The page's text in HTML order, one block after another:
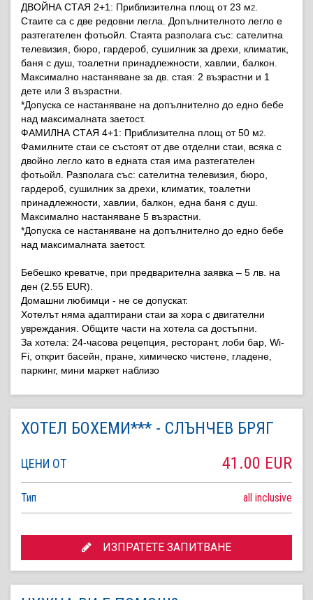
ДВОЙНА СТАЯ 2+1: Приблизителна площ от 23 м2
Стаите са с две редовни легла. Допълнителното легло е
разтегателен фотьойл. Стаята разполага със: сателитна
телевизия, бюро, гардероб, сушилник за дрехи, климатик,
баня с душ, тоалетни принадлежности, хавлии, балкон.
Максимално настаняване за дв. стая: 2 възрастни и 1
дете или 3 възрастни.
*Допуска се настаняване на допълнително до едно бебе
над максималната заетост.
ФАМИЛНА СТАЯ 4+1: Приблизителна площ от 50 м2
Фамилните стаи се състоят от две отделни стаи, всяка с
двойно легло като в едната стая има разтегателен
фотьойл. Разполага със: сателитна телевизия, бюро,
гардероб, сушилник за дрехи, климатик, тоалетни
принадлежности, хавлии, балкон, една баня с душ.
Максимално настаняване 5 възрастни.
*Допуска се настаняване на допълнително до едно бебе
над максималната заетост.
Бебешко креватче, при предварителна заявка – 5 лв. на
ден (2.55 EUR).
Домашни любимци - не се допускат.
Хотелът няма адаптирани стаи за хора с двигателни
увреждания. Общите части на хотела са достъпни.
За хотела: 24-часова рецепция, ресторант, лоби бар, Wi-
Fi, открит басейн, пране, химическо чистене, гладене,
паркинг, мини маркет наблизо
ХОТЕЛ БОХЕМИ*** - СЛЪНЧЕВ БРЯГ
ЦЕНИ ОТ 41.00 EUR
Тип all inclusive
ИЗПРАТЕТЕ ЗАПИТВАНЕ